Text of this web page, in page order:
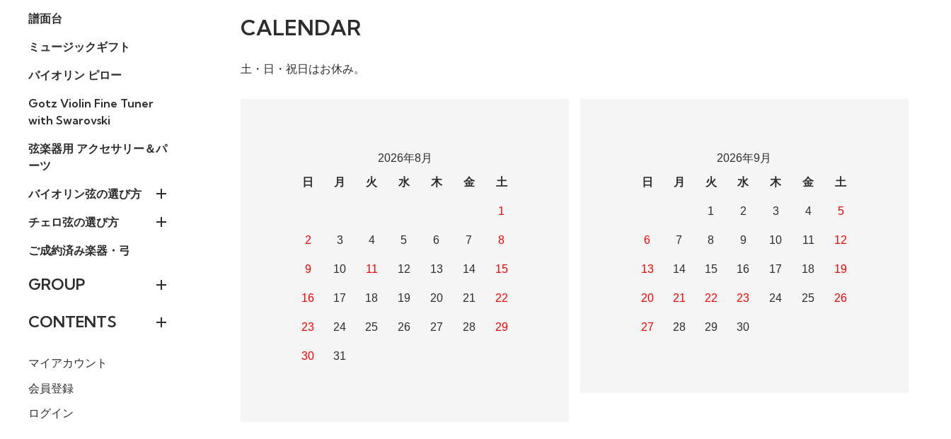
譜面台
ミュージックギフト
バイオリン ピロー
Gotz Violin Fine Tuner
with Swarovski
弦楽器用 アクセサリー＆パ
ーツ
バイオリン弦の選び方
チェロ弦の選び方
ご成約済み楽器・弓
GROUP
CONTENTS
マイアカウント
会員登録
ログイン
CALENDAR
土・日・祝日はお休み。
2026年8月
日
月 火 水 木 金 土
1
2 3 4 5 6 7 8
9 10 11 12 13 14 15
16 17 18 19 20 21 22
23 24 25 26 27 28 29
30 31
2026年9月
日
月 火 水 木 金 土
1 2 3 4 5
6 7 8 9 10 11 12
13 14 15 16 17 18 19
20 21 22 23 24 25 26
27 28 29 30